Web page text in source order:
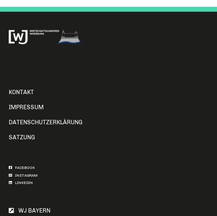
KONTAKT
IMPRESSUM
DATENSCHUTZERKLÄRUNG
SATZUNG
FACEBOOK
INSTAGRAM
LINKEDIN
WJ BAYERN